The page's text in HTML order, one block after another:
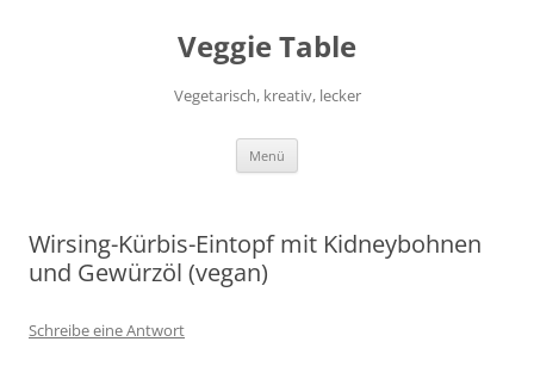
Veggie Table
Vegetarisch, kreativ, lecker
Menü
Wirsing-Kürbis-Eintopf mit Kidneybohnen
und Gewürzöl (vegan)
Schreibe eine Antwort